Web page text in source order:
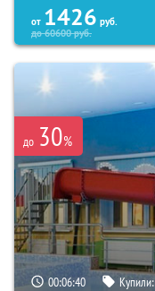
от 1426 руб.
до60600руб.
до 30%
00:06:38 Купили: